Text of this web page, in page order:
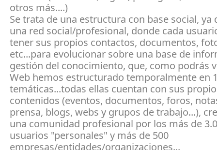
otros más....)
Se trata de una estructura con base social, ya
una red social/profesional, donde cada
tener sus propios contactos, documentos,
etc...para evolucionar sobre una base de
gestión del conocimiento, que, como podrás
Web hemos estructurado temporalmente en
temáticas...todas ellas cuentan con sus
contenidos (eventos, documentos, foros,
prensa, blogs, webs y grupos de trabajo...),
una comunidad profesional por los más de
usuarios "personales" y más de 500
empresas/entidades/organizaciones...